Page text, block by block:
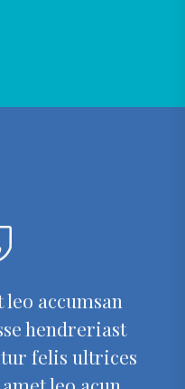
accumsan
hendreriast
felis ultrices